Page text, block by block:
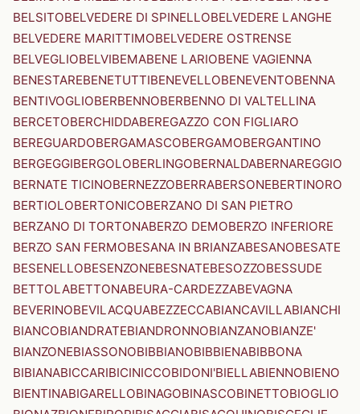
BELSITOBELVEDERE DI SPINELLOBELVEDERE LANGHE
BELVEDERE MARITTIMOBELVEDERE OSTRENSE
BELVEGLIOBELVIBEMABENE LARIOBENE VAGIENNA
BENESTAREBENETUTTIBENEVELLOBENEVENTOBENNA
BENTIVOGLIOBERBENNOBERBENNO DI VALTELLINA
BERCETOBERCHIDDABEREGAZZO CON FIGLIARO
BEREGUARDOBERGAMASCOBERGAMOBERGANTINO
BERGEGGIBERGOLOBERLINGOBERNALDABERNAREGGIO
BERNATE TICINOBERNEZZOBERRABERSONEBERTINORO
BERTIOLOBERTONICOBERZANO DI SAN PIETRO
BERZANO DI TORTONABERZO DEMOBERZO INFERIORE
BERZO SAN FERMOBESANA IN BRIANZABESANOBESATE
BESENELLOBESENZONEBESNATEBESOZZOBESSUDE
BETTOLABETTONABEURA-CARDEZZABEVAGNA
BEVERINOBEVILACQUABEZZECCABIANCAVILLABIANCHI
BIANCOBIANDRATEBIANDRONNOBIANZANOBIANZE'
BIANZONEBIASSONOBIBBIANOBIBBIENABIBBONA
BIBIANABICCARIBICINICCOBIDONI'BIELLABIENNOBIENO
BIENTINABIGARELLOBINAGOBINASCOBINETTOBIOGLIO